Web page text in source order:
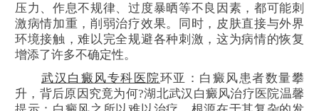
压力、作息不规律、过度暴晒等不良因素，都可能刺
激病情加重，削弱治疗效果。同时，皮肤直接与外界
环境接触，难以完全规避各种刺激，这为病情的恢复
增添了许多不确定性。
武汉白癜风专科医院环亚：白癜风患者数量攀
升，背后原因究竟为何?湖北武汉白癜风治疗医院温馨